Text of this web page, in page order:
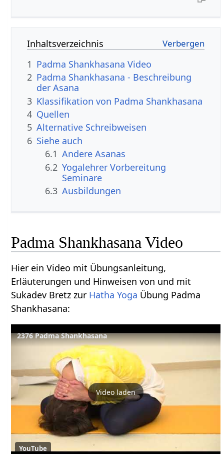
Inhaltsverzeichnis
1 Padma Shankhasana Video
2 Padma Shankhasana - Beschreibung
der Asana
3 Klassifikation von Padma Shankhasana
4 Quellen
5 Alternative Schreibweisen
6 Siehe auch
6.1 Andere Asanas
6.2 Yogalehrer Vorbereitung
Seminare
6.3 Ausbildungen
Padma Shankhasana Video
Hier ein Video mit Übungsanleitung,
Erläuterungen und Hinweisen von und mit
Sukadev Bretz zur Hatha Yoga Übung Padma
Shankhasana:
2376 Padma Shankhasana
Video laden
YouTube